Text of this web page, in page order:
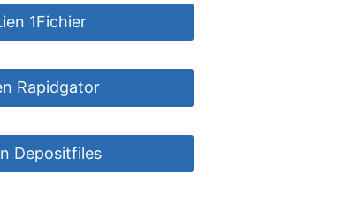
1Fichier
Rapidgator
Depositfiles